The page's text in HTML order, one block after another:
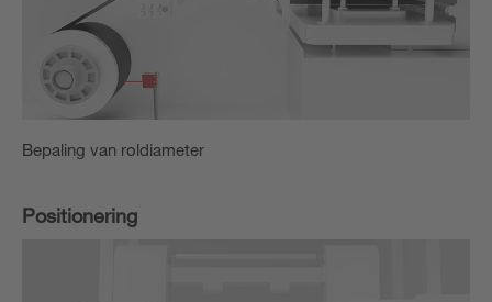
Bepaling van roldiameter
Positionering